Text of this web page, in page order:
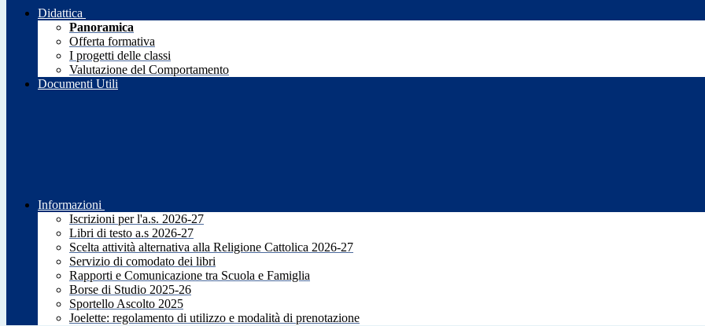
Didattica
Panoramica
Offerta formativa
I progetti delle classi
Valutazione del Comportamento
Documenti Utili
Informazioni
Iscrizioni per l'a.s. 2026-27
Libri di testo a.s 2026-27
Scelta attività alternativa alla Religione Cattolica 2026-27
Servizio di comodato dei libri
Rapporti e Comunicazione tra Scuola e Famiglia
Borse di Studio 2025-26
Sportello Ascolto 2025
Joelette: regolamento di utilizzo e modalità di prenotazione